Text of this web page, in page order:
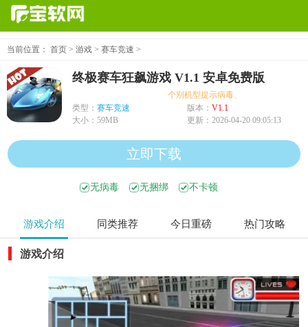
当前位置： 首页 > 游戏 > 赛车竞速 >
终极赛车狂飙游戏 V1.1 安卓免费版
个别机型提示病毒、木马、危险，均为误
类型： 赛车竞速 版本： V1.1
大小： 59MB 更新： 2026-04-20 09:05:13
立即下载
无病毒 无捆绑 不卡顿
游戏介绍 同类推荐 今日重磅 热门攻略
游戏介绍